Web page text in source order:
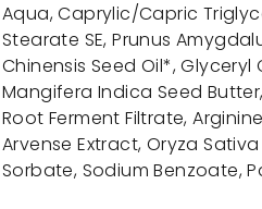
Aqua, Caprylic/Capric
Stearate SE, Prunus
Chinensis Seed Oil*,
Mangifera Indica Seed
Root Ferment Filtrate,
Arvense Extract, Oryza
Sorbate, Sodium Benzoate,